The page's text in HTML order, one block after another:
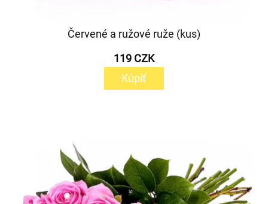
Červené a ružové ruže (kus)
119 CZK
Kúpiť